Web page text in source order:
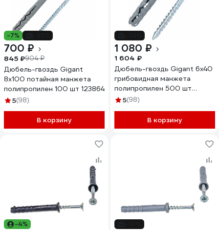
-7%
700 ₽
845 ₽904 ₽
Дюбель-гвоздь Gigant
8x100 потайная манжета
полипропилен 100 шт 123864
5(98)
В корзину
1 080 ₽
1 604 ₽
Дюбель-гвоздь Gigant 6x40
грибовидная манжета
полипропилен 500 шт
123854
5(98)
В корзину
-4%